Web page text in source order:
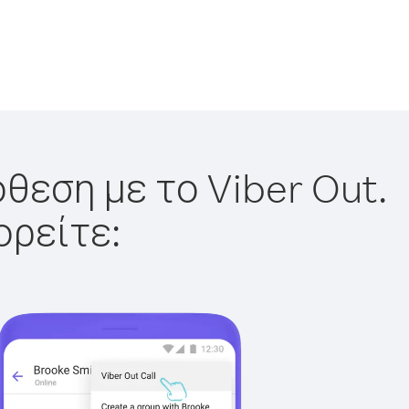
με το Viber Out.